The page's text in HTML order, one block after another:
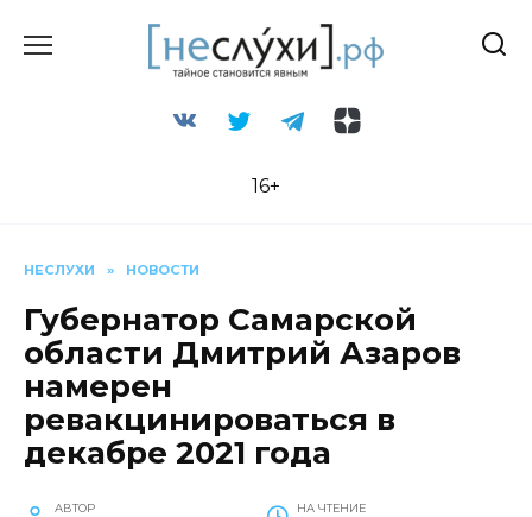
16+
НЕСЛУХИ » НОВОСТИ
Губернатор Самарской
области Дмитрий Азаров
намерен
ревакцинироваться в
декабре 2021 года
АВТОР НА ЧТЕНИЕ